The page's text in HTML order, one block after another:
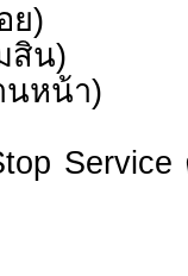
ย)
สิน)
นหน้า)